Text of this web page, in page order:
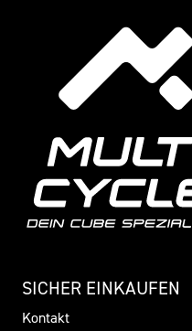
SICHER EINKAUFEN
Kontakt